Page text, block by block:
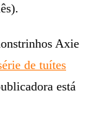
Axie
de tuítes
está